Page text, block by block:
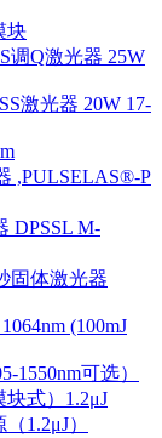
块
调Q激光器 25W
激光器 20W 17-
,PULSELAS®-P
DPSSL M-
固体激光器
(100mJ
1550nm可选）
块式）1.2μJ
1.2μJ）